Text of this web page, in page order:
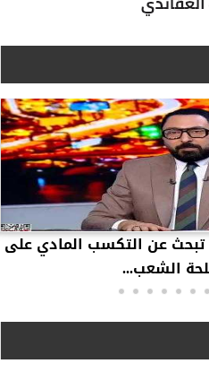
تبحث عن التكسب المادي على
الشعب...